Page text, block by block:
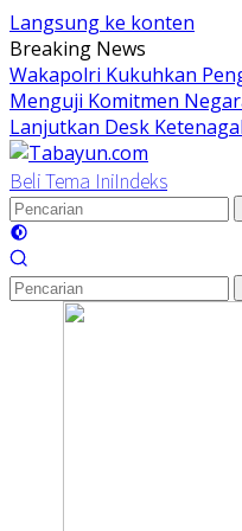
Langsung ke konten
Breaking News
Wakapolri Kukuhkan
Menguji Komitmen
Lanjutkan Desk
Beli Tema IniIndeks